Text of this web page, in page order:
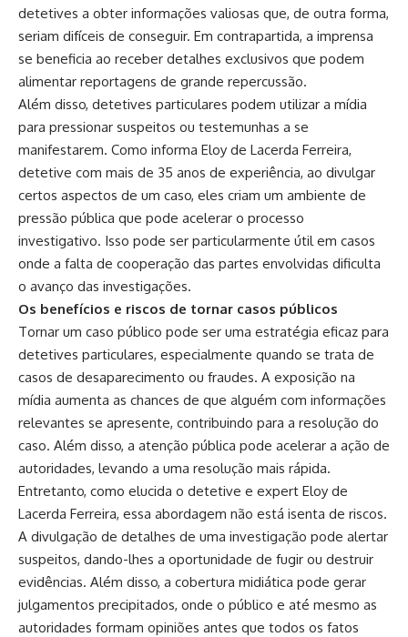
detetives a obter informações valiosas que, de outra forma,
seriam difíceis de conseguir. Em contrapartida, a imprensa
se beneficia ao receber detalhes exclusivos que podem
alimentar reportagens de grande repercussão.
Além disso, detetives particulares podem utilizar a mídia
para pressionar suspeitos ou testemunhas a se
manifestarem. Como informa Eloy de Lacerda Ferreira,
detetive com mais de 35 anos de experiência, ao divulgar
certos aspectos de um caso, eles criam um ambiente de
pressão pública que pode acelerar o processo
investigativo. Isso pode ser particularmente útil em casos
onde a falta de cooperação das partes envolvidas dificulta
o avanço das investigações.
Os benefícios e riscos de tornar casos públicos
Tornar um caso público pode ser uma estratégia eficaz para
detetives particulares, especialmente quando se trata de
casos de desaparecimento ou fraudes. A exposição na
mídia aumenta as chances de que alguém com informações
relevantes se apresente, contribuindo para a resolução do
caso. Além disso, a atenção pública pode acelerar a ação de
autoridades, levando a uma resolução mais rápida.
Entretanto, como elucida o detetive e expert Eloy de
Lacerda Ferreira, essa abordagem não está isenta de riscos.
A divulgação de detalhes de uma investigação pode alertar
suspeitos, dando-lhes a oportunidade de fugir ou destruir
evidências. Além disso, a cobertura midiática pode gerar
julgamentos precipitados, onde o público e até mesmo as
autoridades formam opiniões antes que todos os fatos